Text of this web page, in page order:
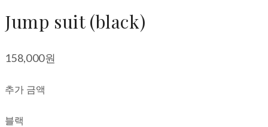
Jump suit (black)
158,000원
추가 금액
블랙